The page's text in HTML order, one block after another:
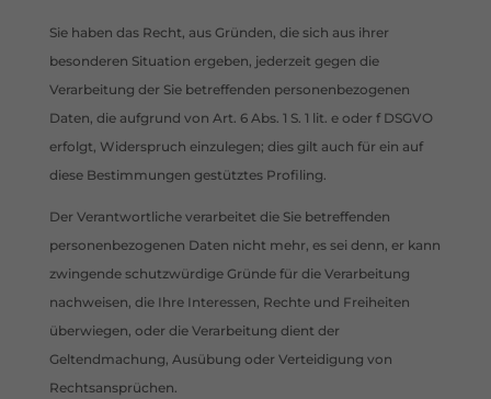
Sie haben das Recht, aus Gründen, die sich aus ihrer
besonderen Situation ergeben, jederzeit gegen die
Verarbeitung der Sie betreffenden personenbezogenen
Daten, die aufgrund von Art. 6 Abs. 1 S. 1 lit. e oder f DSGVO
erfolgt, Widerspruch einzulegen; dies gilt auch für ein auf
diese Bestimmungen gestütztes Profiling.
Der Verantwortliche verarbeitet die Sie betreffenden
personenbezogenen Daten nicht mehr, es sei denn, er kann
zwingende schutzwürdige Gründe für die Verarbeitung
nachweisen, die Ihre Interessen, Rechte und Freiheiten
überwiegen, oder die Verarbeitung dient der
Geltendmachung, Ausübung oder Verteidigung von
Rechtsansprüchen.